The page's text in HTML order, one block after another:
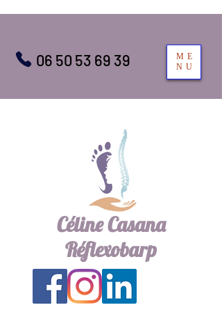
ME
NU
06 50 53 69 39
Céline Casana
Réflexobarp